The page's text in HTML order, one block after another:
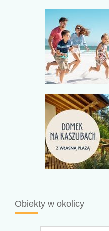
Obiekty w okolicy